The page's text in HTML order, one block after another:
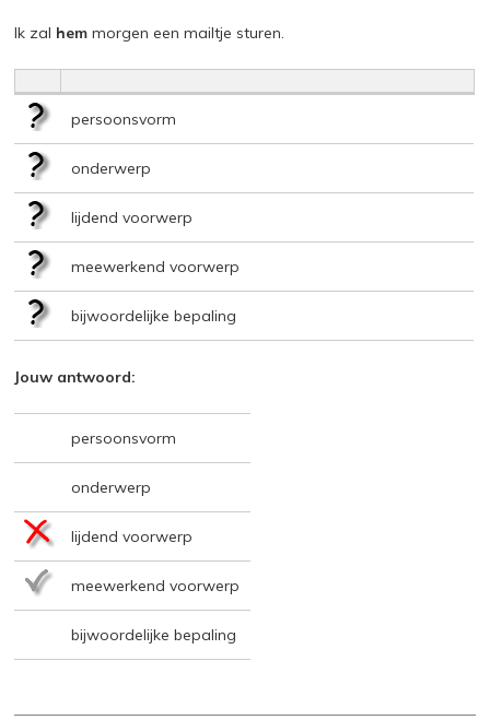
Ik zal hem morgen een mailtje sturen.
persoonsvorm
onderwerp
lijdend voorwerp
meewerkend voorwerp
bijwoordelijke bepaling
Jouw antwoord:
persoonsvorm
onderwerp
lijdend voorwerp
meewerkend voorwerp
bijwoordelijke bepaling